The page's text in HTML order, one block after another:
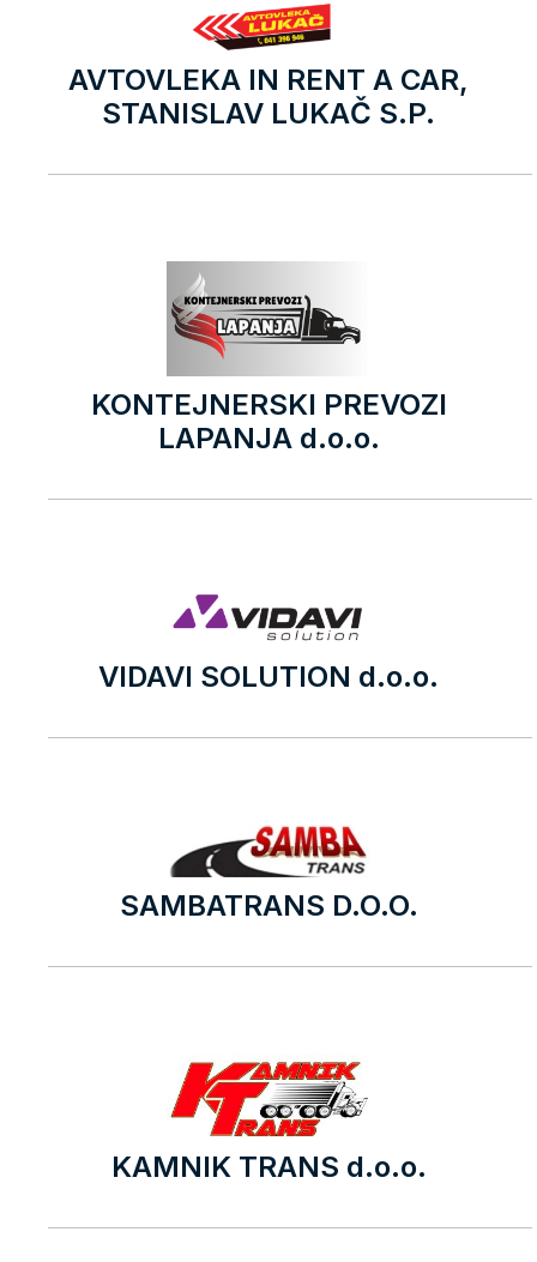
AVTOVLEKA IN RENT A CAR,
STANISLAV LUKAČ S.P.
KONTEJNERSKI PREVOZI
LAPANJA d.o.o.
VIDAVI SOLUTION d.o.o.
SAMBATRANS D.O.O.
KAMNIK TRANS d.o.o.